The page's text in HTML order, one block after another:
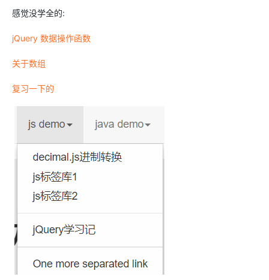
感觉没学全的:
jQuery 数据操作函数
关于数组
复习一下的